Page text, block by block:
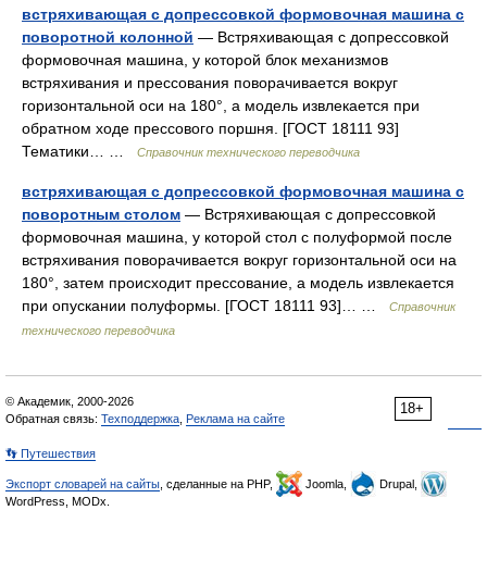
встряхивающая с допрессовкой формовочная машина с
поворотной колонной — Встряхивающая с допрессовкой
формовочная машина, у которой блок механизмов
встряхивания и прессования поворачивается вокруг
горизонтальной оси на 180°, а модель извлекается при
обратном ходе прессового поршня. [ГОСТ 18111 93]
Тематики… …
Справочник технического переводчика
встряхивающая с допрессовкой формовочная машина с
поворотным столом — Встряхивающая с допрессовкой
формовочная машина, у которой стол с полуформой после
встряхивания поворачивается вокруг горизонтальной оси на
180°, затем происходит прессование, а модель извлекается
при опускании полуформы. [ГОСТ 18111 93]… …
Справочник
технического переводчика
18+
© Академик, 2000-2026
Обратная связь: Техподдержка Реклама на сайте
👣 Путешествия
Экспорт словарей на сайты , сделанные на PHP, Joomla,
Drupal,
WordPress, MODx.